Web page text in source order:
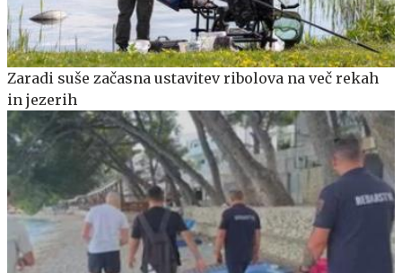
Zaradi suše začasna ustavitev ribolova na več rekah
in jezerih